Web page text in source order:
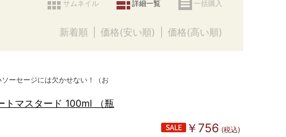
サムネイル 詳細一覧 一括購入
新着順 価格(安い順) 価格(高い順)
ーセージには欠かせない！（お
トマスタード 100ml （瓶
￥756 (税込)